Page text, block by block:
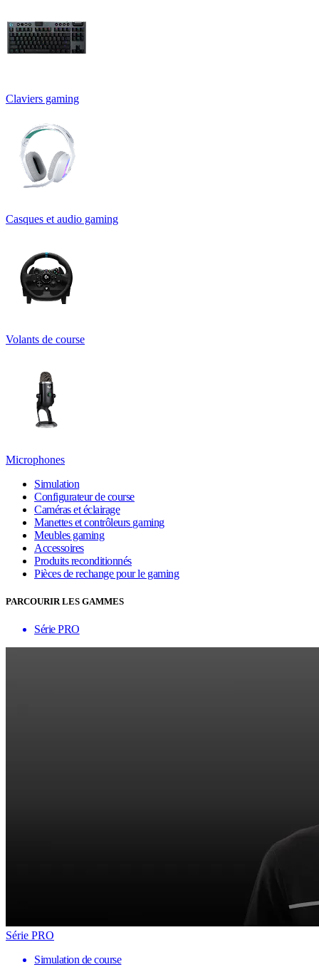
Claviers gaming
Casques et audio gaming
Volants de course
Microphones
Simulation
Configurateur de course
Caméras et éclairage
Manettes et contrôleurs gaming
Meubles gaming
Accessoires
Produits reconditionnés
Pièces de rechange pour le gaming
PARCOURIR LES GAMMES
Série PRO
Série PRO
Simulation de course